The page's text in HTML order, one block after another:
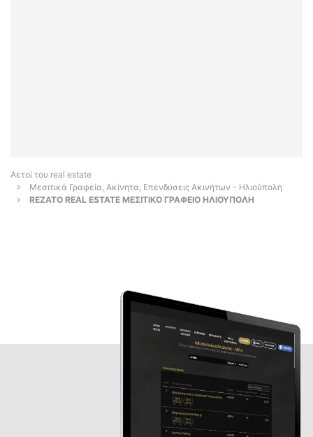
Αετοί του real estate
Μεσιτικά Γραφεία, Ακίνητα, Επενδύσεις Ακινήτων - Ηλιούπολη
REZATO REAL ESTATE ΜΕΣΙΤΙΚΟ ΓΡΑΦΕΙΟ ΗΛΙΟΥΠΟΛΗ